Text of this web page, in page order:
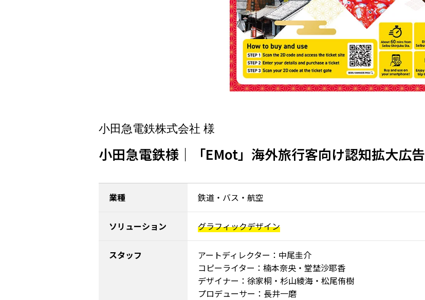
小田急電鉄株式会社 様
小田急電鉄様｜「EMot」海外旅行客向け認知拡大広告
業種 鉄道・バス・航空
ソリューション グラフィックデザイン
スタッフ
アートディレクター：中尾圭介
コピーライター：楠本奈央・堂埜沙耶香
デザイナー：徐家桐・杉山綾海・松尾侑樹
プロデューサー：長井一磨